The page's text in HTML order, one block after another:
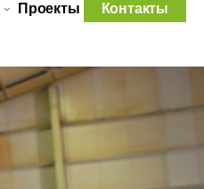
Проекты Контакты